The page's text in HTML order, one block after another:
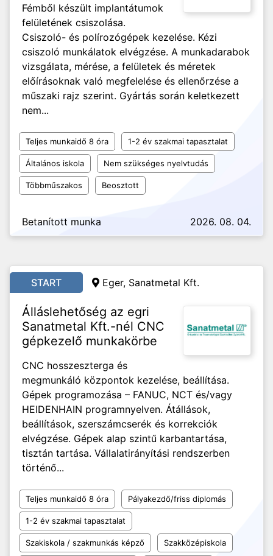
Fémből készült implantátumok
felületének csiszolása.
Csiszoló- és polírozógépek kezelése. Kézi
csiszoló munkálatok elvégzése. A munkadarabok
vizsgálata, mérése, a felületek és méretek
előírásoknak való megfelelése és ellenőrzése a
műszaki rajz szerint. Gyártás során keletkezett
nem...
Teljes munkaidő 8 óra 1-2 év szakmai tapasztalat
Általános iskola Nem szükséges nyelvtudás
Többműszakos Beosztott
Betanított munka 2026. 08. 04.
START Eger, Sanatmetal Kft.
Álláslehetőség az egri
Sanatmetal Kft.-nél CNC
gépkezelő munkakörbe
CNC hosszeszterga és
megmunkáló központok kezelése, beállítása.
Gépek programozása – FANUC, NCT és/vagy
HEIDENHAIN programnyelven. Átállások,
beállítások, szerszámcserék és korrekciók
elvégzése. Gépek alap szintű karbantartása,
tisztán tartása. Vállalatirányítási rendszerben
történő...
Teljes munkaidő 8 óra Pályakezdő/friss diplomás
1-2 év szakmai tapasztalat
Szakiskola / szakmunkás képző Szakközépiskola